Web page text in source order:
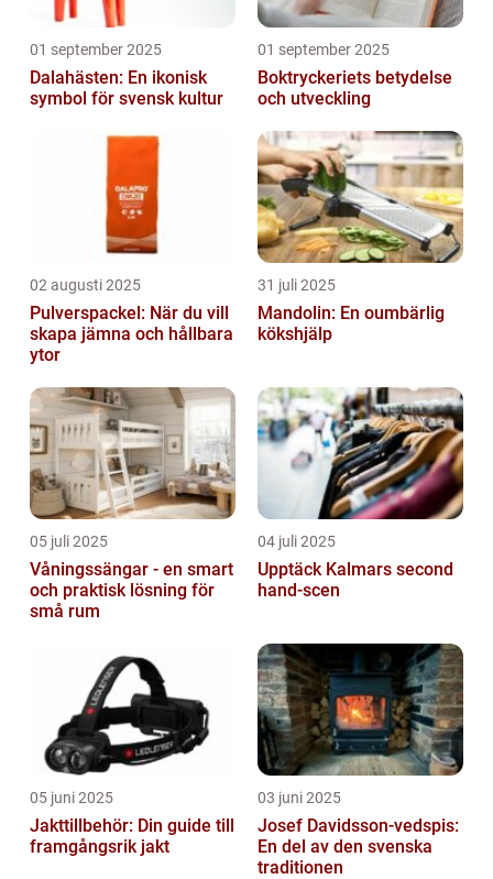
01 september 2025
Dalahästen: En ikonisk
symbol för svensk kultur
01 september 2025
Boktryckeriets betydelse
och utveckling
02 augusti 2025
Pulverspackel: När du vill
skapa jämna och hållbara
ytor
31 juli 2025
Mandolin: En oumbärlig
kökshjälp
05 juli 2025
Våningssängar - en smart
och praktisk lösning för
små rum
04 juli 2025
Upptäck Kalmars second
hand-scen
05 juni 2025
Jakttillbehör: Din guide till
framgångsrik jakt
03 juni 2025
Josef Davidsson-vedspis:
En del av den svenska
traditionen